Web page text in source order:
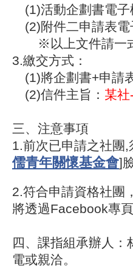
(1)活動企劃書電子
(2)附件二申請表電
※以上文件請一式
3.繳交方式：
(1)將企劃書+申請
(2)信件主旨： 某
三、注意事項
1.前次已申請之社團
儒青年關懷基金會]
2.符合申請資格社團
將透過Facebook專
四、課指組承辦人
電或親洽。